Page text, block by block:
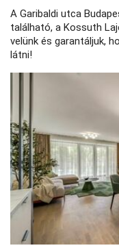
A Garibaldi utca
található, a Kossuth
velünk és garantáljuk,
látni!